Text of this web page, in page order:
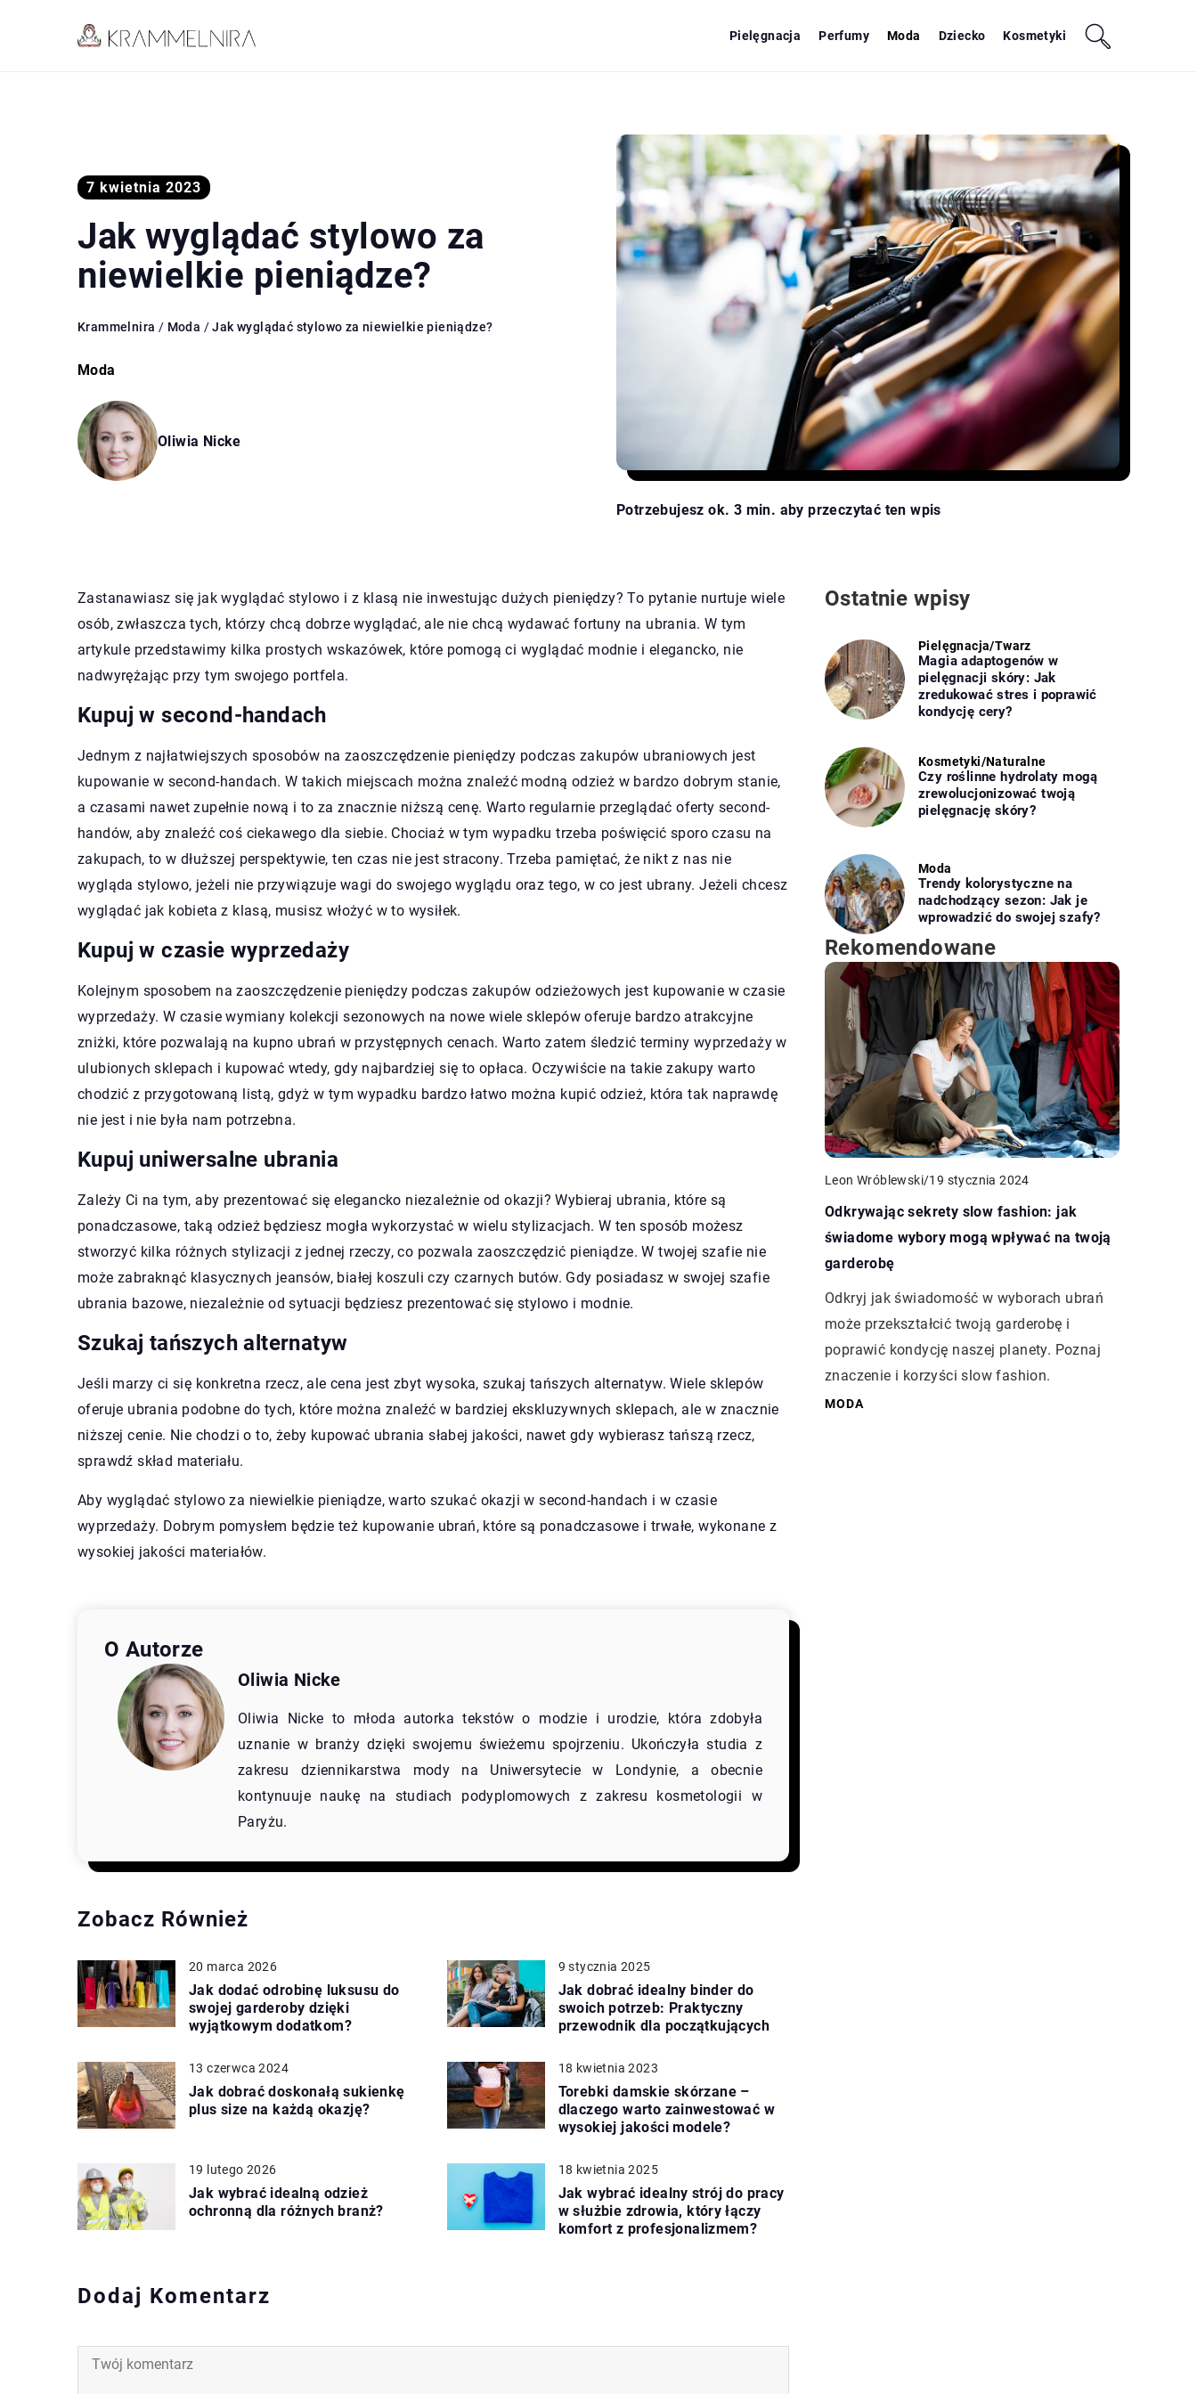
Pielęgnacja Perfumy Moda Dziecko Kosmetyki
7 kwietnia 2023
Jak wyglądać stylowo za
niewielkie pieniądze?
Krammelnira / Moda /Jak wyglądać stylowo za niewielkie pieniądze?
Moda
Oliwia Nicke
Potrzebujesz ok. 3 min. aby przeczytać ten wpis
Zastanawiasz się jak wyglądać stylowo i z klasą nie inwestując dużych pieniędzy? To pytanie nurtuje wiele
osób, zwłaszcza tych, którzy chcą dobrze wyglądać, ale nie chcą wydawać fortuny na ubrania. W tym
artykule przedstawimy kilka prostych wskazówek, które pomogą ci wyglądać modnie i elegancko, nie
nadwyrężając przy tym swojego portfela.
Kupuj w second-handach
Jednym z najłatwiejszych sposobów na zaoszczędzenie pieniędzy podczas zakupów ubraniowych jest
kupowanie w second-handach. W takich miejscach można znaleźć modną odzież w bardzo dobrym stanie,
a czasami nawet zupełnie nową i to za znacznie niższą cenę. Warto regularnie przeglądać oferty second-
handów, aby znaleźć coś ciekawego dla siebie. Chociaż w tym wypadku trzeba poświęcić sporo czasu na
zakupach, to w dłuższej perspektywie, ten czas nie jest stracony. Trzeba pamiętać, że nikt z nas nie
wygląda stylowo, jeżeli nie przywiązuje wagi do swojego wyglądu oraz tego, w co jest ubrany. Jeżeli chcesz
wyglądać jak kobieta z klasą, musisz włożyć w to wysiłek.
Kupuj w czasie wyprzedaży
Kolejnym sposobem na zaoszczędzenie pieniędzy podczas zakupów odzieżowych jest kupowanie w czasie
wyprzedaży. W czasie wymiany kolekcji sezonowych na nowe wiele sklepów oferuje bardzo atrakcyjne
zniżki, które pozwalają na kupno ubrań w przystępnych cenach. Warto zatem śledzić terminy wyprzedaży w
ulubionych sklepach i kupować wtedy, gdy najbardziej się to opłaca. Oczywiście na takie zakupy warto
chodzić z przygotowaną listą, gdyż w tym wypadku bardzo łatwo można kupić odzież, która tak naprawdę
nie jest i nie była nam potrzebna.
Kupuj uniwersalne ubrania
Zależy Ci na tym, aby prezentować się elegancko niezależnie od okazji? Wybieraj ubrania, które są
ponadczasowe, taką odzież będziesz mogła wykorzystać w wielu stylizacjach. W ten sposób możesz
stworzyć kilka różnych stylizacji z jednej rzeczy, co pozwala zaoszczędzić pieniądze. W twojej szafie nie
może zabraknąć klasycznych jeansów, białej koszuli czy czarnych butów. Gdy posiadasz w swojej szafie
ubrania bazowe, niezależnie od sytuacji będziesz prezentować się stylowo i modnie.
Szukaj tańszych alternatyw
Jeśli marzy ci się konkretna rzecz, ale cena jest zbyt wysoka, szukaj tańszych alternatyw. Wiele sklepów
oferuje ubrania podobne do tych, które można znaleźć w bardziej ekskluzywnych sklepach, ale w znacznie
niższej cenie. Nie chodzi o to, żeby kupować ubrania słabej jakości, nawet gdy wybierasz tańszą rzecz,
sprawdź skład materiału.
Aby wyglądać stylowo za niewielkie pieniądze, warto szukać okazji w second-handach i w czasie
wyprzedaży. Dobrym pomysłem będzie też kupowanie ubrań, które są ponadczasowe i trwałe, wykonane z
wysokiej jakości materiałów.
O Autorze
Oliwia Nicke
Oliwia Nicke to młoda autorka tekstów o modzie i urodzie, która zdobyła
uznanie w branży dzięki swojemu świeżemu spojrzeniu. Ukończyła studia z
zakresu dziennikarstwa mody na Uniwersytecie w Londynie, a obecnie
kontynuuje naukę na studiach podyplomowych z zakresu kosmetologii w
Paryżu.
Zobacz Również
20 marca 2026
Jak dodać odrobinę luksusu do
swojej garderoby dzięki
wyjątkowym dodatkom?
9 stycznia 2025
Jak dobrać idealny binder do
swoich potrzeb: Praktyczny
przewodnik dla początkujących
13 czerwca 2024
Jak dobrać doskonałą sukienkę
plus size na każdą okazję?
18 kwietnia 2023
Torebki damskie skórzane –
dlaczego warto zainwestować w
wysokiej jakości modele?
19 lutego 2026
Jak wybrać idealną odzież
ochronną dla różnych branż?
18 kwietnia 2025
Jak wybrać idealny strój do pracy
w służbie zdrowia, który łączy
komfort z profesjonalizmem?
Dodaj Komentarz
Ostatnie wpisy
Pielęgnacja/Twarz
Magia adaptogenów w
pielęgnacji skóry: Jak
zredukować stres i poprawić
kondycję cery?
Kosmetyki/Naturalne
Czy roślinne hydrolaty mogą
zrewolucjonizować twoją
pielęgnację skóry?
Moda
Trendy kolorystyczne na
nadchodzący sezon: Jak je
wprowadzić do swojej szafy?
Rekomendowane
Leon Wróblewski/19 stycznia 2024
Odkrywając sekrety slow fashion: jak
świadome wybory mogą wpływać na twoją
garderobę
Odkryj jak świadomość w wyborach ubrań
może przekształcić twoją garderobę i
poprawić kondycję naszej planety. Poznaj
znaczenie i korzyści slow fashion.
MODA